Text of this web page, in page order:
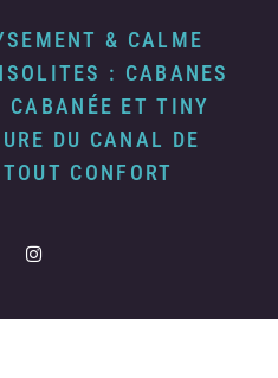
& CALME
: CABANES
CABANÉE ET TINY
DU CANAL DE
CONFORT